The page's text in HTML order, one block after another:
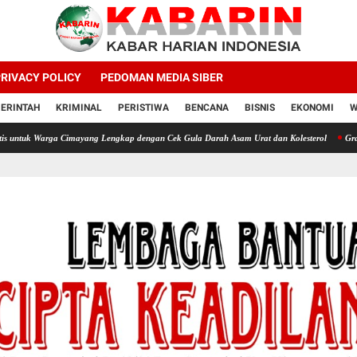
POLICY PEDOMAN MEDIA SIBER
KRIMINAL PERISTIWA BENCANA BISNIS EKONOMI
Cimayang Lengkap dengan Cek Gula Darah Asam Urat dan Kolesterol Gratis untuk